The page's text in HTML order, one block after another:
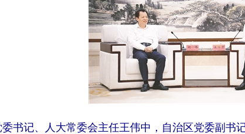
书记、人大常委会主任王伟中，自治区党委副